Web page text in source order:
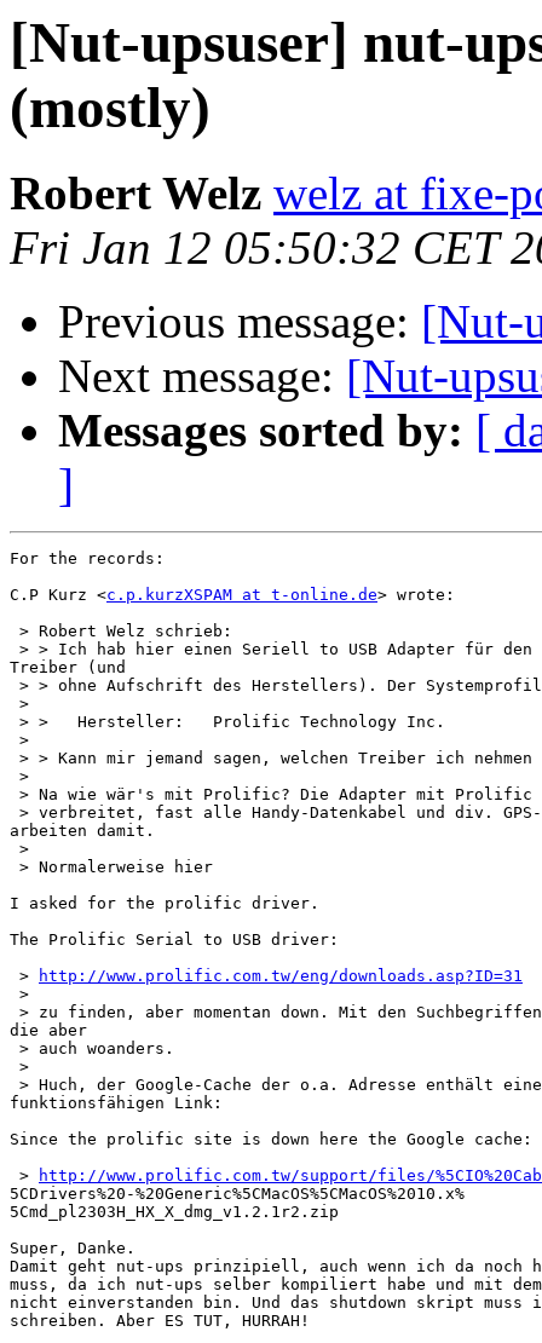
[Nut-upsuser] nut-
(mostly)
Robert Welz welz at fixe-
Fri Jan 12 05:50:32 CET
Previous message: [Nut-
Next message: [Nut-
Messages sorted by: [
]
For the records:
C.P Kurz <c.p.kurzXSPAM at t-online.de> wrote:
> Robert Welz schrieb:
> > Ich hab hier einen Seriell to USB Adapter für den
Treiber (und
> > ohne Aufschrift des Herstellers). Der
>
> >   Hersteller:   Prolific Technology Inc.
>
> > Kann mir jemand sagen, welchen Treiber ich
>
> Na wie wär's mit Prolific? Die Adapter mit Prolific
> verbreitet, fast alle Handy-Datenkabel und div.
arbeiten damit.
>
> Normalerweise hier
I asked for the prolific driver.
The Prolific Serial to USB driver:
>
http://www.prolific.com.tw/eng/downloads.asp?ID=31
>
> zu finden, aber momentan down. Mit den
die aber
> auch woanders.
>
> Huch, der Google-Cache der o.a. Adresse enthält
funktionsfähigen Link:
Since the prolific site is down here the Google cache:
>
http://www.prolific.com.tw/support/files/
5CDrivers%20-%20Generic%5CMacOS%5CMacOS%2010.x%
5Cmd_pl2303H_HX_X_dmg_v1.2.1r2.zip
Super, Danke.
Damit geht nut-ups prinzipiell, auch wenn ich da noch
muss, da ich nut-ups selber kompiliert habe und mit
nicht einverstanden bin. Und das shutdown skript
schreiben. Aber ES TUT, HURRAH!